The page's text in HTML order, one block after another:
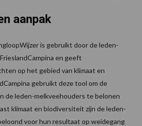
aanpak
is gebruikt door de leden-
en geeft
op het gebied van klimaat en
gebruikt deze tool om de
de leden-melkveehouders te belonen
klimaat en biodiversiteit zijn de leden-
voor hun resultaat op weidegang